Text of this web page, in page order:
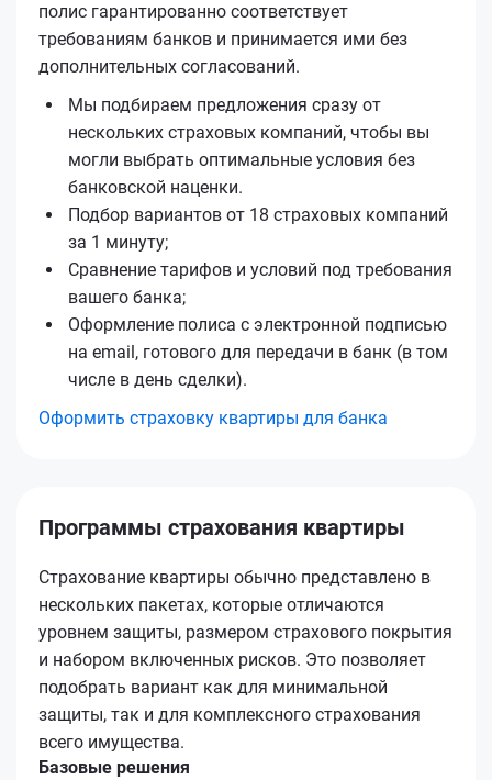
полис гарантированно соответствует
требованиям банков и принимается ими без
дополнительных согласований.
Мы подбираем предложения сразу от
нескольких страховых компаний, чтобы вы
могли выбрать оптимальные условия без
банковской наценки.
Подбор вариантов от 18 страховых компаний
за 1 минуту;
Сравнение тарифов и условий под требования
вашего банка;
Оформление полиса с электронной подписью
на email, готового для передачи в банк (в том
числе в день сделки).
Оформить страховку квартиры для банка
Программы страхования квартиры
Страхование квартиры обычно представлено в
нескольких пакетах, которые отличаются
уровнем защиты, размером страхового покрытия
и набором включенных рисков. Это позволяет
подобрать вариант как для минимальной
защиты, так и для комплексного страхования
всего имущества.
Базовые решения